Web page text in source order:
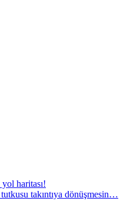
haritası!
tutkusu takıntıya dönüşmesin…